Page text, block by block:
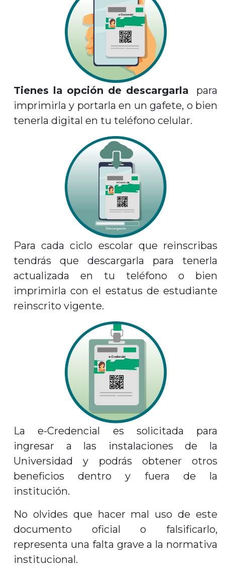
Tienes la opción de descargarla para
imprimirla y portarla en un gafete, o bien
tenerla digital en tu teléfono celular.
Para cada ciclo escolar que reinscribas
tendrás que descargarla para tenerla
actualizada en tu teléfono o bien
imprimirla con el estatus de estudiante
reinscrito vigente.
La e-Credencial es solicitada para
ingresar a las instalaciones de la
Universidad y podrás obtener otros
beneficios dentro y fuera de la
institución.
No olvides que hacer mal uso de este
documento oficial o falsificarlo,
representa una falta grave a la normativa
institucional.